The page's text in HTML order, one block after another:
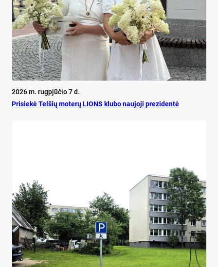
2026 m. rugpjūčio 7 d.
Pri­siekė Tel­šių mo­terų LIONS klu­bo nau­jo­ji pre­zi­dentė